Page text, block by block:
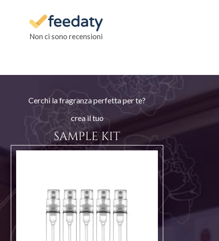
Non ci sono recensioni
Cerchi la fragranza perfetta per te?
crea il tuo
SAMPLE KIT